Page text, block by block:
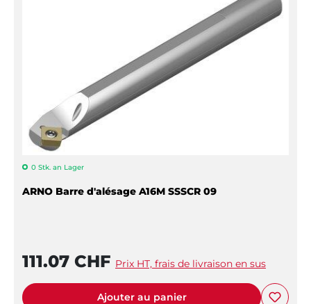
0 Stk. an Lager
ARNO Barre d'alésage A16M SSSCR 09
111.07 CHF Prix HT, frais de livraison en sus
Ajouter au panier